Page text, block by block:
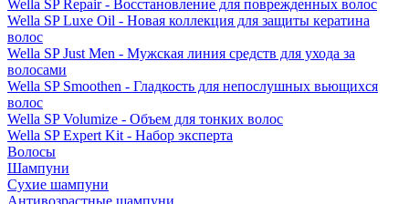
Wella SP Repair - Восстановление для поврежденных волос
Wella SP Luxe Oil - Новая коллекция для защиты кератина
волос
Wella SP Just Men - Мужская линия средств для ухода за
волосами
Wella SP Smoothen - Гладкость для непослушных вьющихся
волос
Wella SP Volumize - Объем для тонких волос
Wella SP Expert Kit - Набор эксперта
Волосы
Шампуни
Сухие шампуни
Антивозрастные шампуни